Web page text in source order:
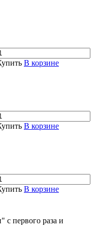
В корзине
В корзине
В корзине
с первого раза и